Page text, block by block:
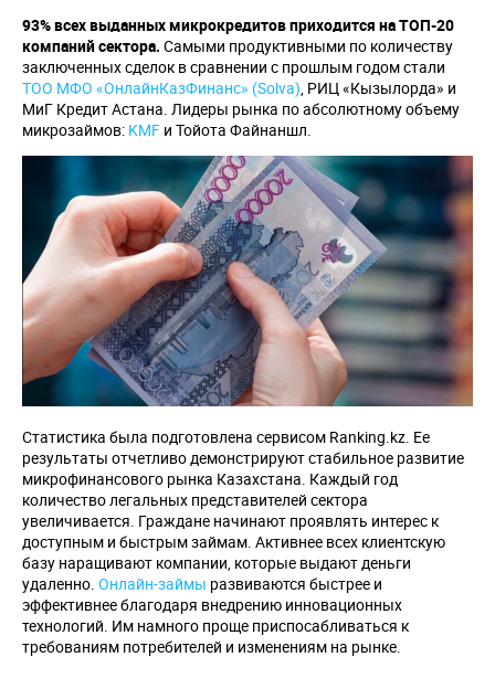
93% всех выданных микрокредитов приходится на ТОП-20
компаний сектора. Самыми продуктивными по количеству
заключенных сделок в сравнении с прошлым годом стали
ТОО МФО «ОнлайнКазФинанс» (Solva), РИЦ «Кызылорда» и
МиГ Кредит Астана. Лидеры рынка по абсолютному объему
микрозаймов: KMF и Тойота Файнаншл.
Статистика была подготовлена сервисом Ranking.kz. Ее
результаты отчетливо демонстрируют стабильное развитие
микрофинансового рынка Казахстана. Каждый год
количество легальных представителей сектора
увеличивается. Граждане начинают проявлять интерес к
доступным и быстрым займам. Активнее всех клиентскую
базу наращивают компании, которые выдают деньги
удаленно. Онлайн-займы развиваются быстрее и
эффективнее благодаря внедрению инновационных
технологий. Им намного проще приспосабливаться к
требованиям потребителей и изменениям на рынке.